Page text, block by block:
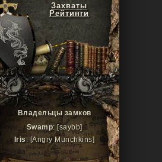
Захваты
Рейтинги
Владельцы замков
Swamp: [saybb]
Iris: [Angry Munchkins]